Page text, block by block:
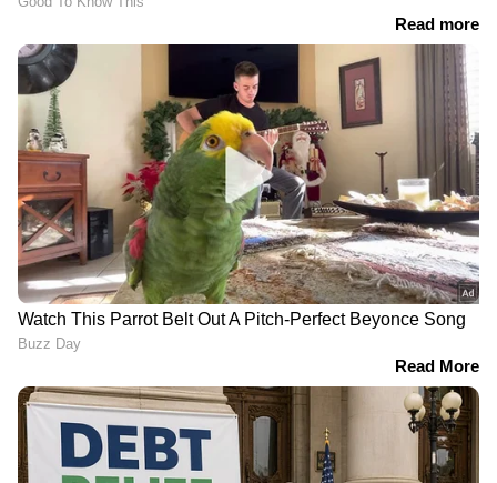
രാജീവ് ആനയുടെ ആക്രമണത്തില്‍
കൊല്ലപ്പെട്ടതോടെ കഴിഞ്ഞ ബുധനാഴ്ചയാണ്
ആനയെ മയക്കുവെടിവെച്ച് പിടിക്കാന്‍
ഉത്തരവിറങ്ങിയത്. ഇതിനിടെ, മൂന്നുതവണ
മുട്ടിക്കൊമ്പന്‍ വടക്കനാടും കരിപ്പൂരുമടക്കമുള്ള
പ്രദേശങ്ങളിലിറങ്ങി കൃഷി നശിപ്പിച്ചു.
പിടികൂടാന്‍ ഓരോദിവസം വൈകുന്തോറും
ഒട്ടേറെ നാശങ്ങളാണ് ആന ഉണ്ടാക്കുന്നതെന്ന്
നാട്ടുകാര്‍ പറയുന്നു.